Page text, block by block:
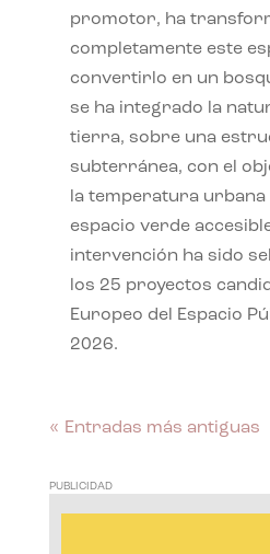
promotor, ha
completamente este
convertirlo en un
se ha integrado la
tierra, sobre una
subterránea, con el
la temperatura
espacio verde
intervención ha sido
los 25 proyectos
Europeo del Espacio
2026.
« Entradas más antiguas
PUBLICIDAD